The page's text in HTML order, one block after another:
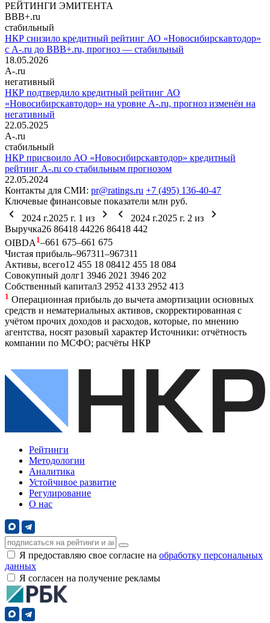
РЕЙТИНГИ ЭМИТЕНТА
BBB+.ru
стабильный
НКР снизило кредитный рейтинг АО «Новосибирскавтодор»
с A-.ru до BBB+.ru, прогноз — стабильный
18.05.2026
A-.ru
негативный
НКР подтвердило кредитный рейтинг АО
«Новосибирскавтодор» на уровне A-.ru, прогноз изменён на
негативный
22.05.2025
A-.ru
стабильный
НКР присвоило АО «Новосибирскавтодор» кредитный
рейтинг A-.ru со стабильным прогнозом
22.05.2024
Контакты для СМИ: pr@ratings.ru +7 (495) 136-40-47
Ключевые финансовые показатели млн руб.
2024 г.2025 г. 1 из 2024 г.2025 г. 2 из
Выручка26 86418 44226 86418 442
OIBDA 1–661 675–661 675
Чистая прибыль–967311–967311
Активы, всего12 455 18 08412 455 18 084
Совокупный долг1 3946 2021 3946 202
Собственный капитал3 2952 4133 2952 413
1 Операционная прибыль до вычета амортизации основных
средств и нематериальных активов, скорректированная с
учётом прочих доходов и расходов, которые, по мнению
агентства, носят разовый характер Источники: отчётность
компании по МСФО; расчёты НКР
Рейтинги
Методологии
Аналитика
Устойчивое развитие
Регулирование
О нас
Я предоставляю свое согласие на обработку персональных
данных
Я согласен на получение рекламы